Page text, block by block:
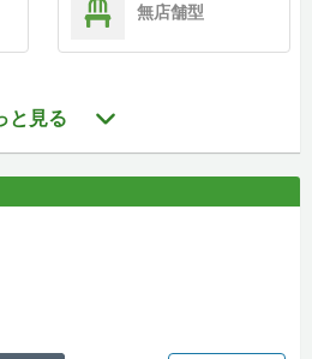
無店舗型
と見る